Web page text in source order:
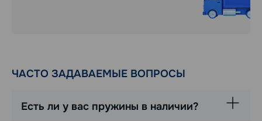
ЧАСТО ЗАДАВАЕМЫЕ ВОПРОСЫ
Есть ли у вас пружины в наличии?